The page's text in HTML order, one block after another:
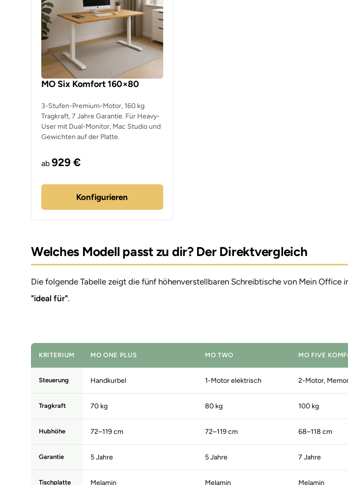
MO Six Komfort 160×80
3-Stufen-Premium-Motor, 160 kg
Tragkraft, 7 Jahre Garantie. Für Heavy-
User mit Dual-Monitor, Mac Studio und
Gewichten auf der Platte.
ab 929 €
Konfigurieren
Welches Modell passt zu dir? Der Direktvergleich
Die folgende Tabelle zeigt die fünf höhenverstellbaren Schreibtische von Mein
"ideal für".
KRITERIUM MO ONE PLUS MO TWO MO FIVE
Steuerung Handkurbel 1-Motor elektrisch 2-Motor,
Tragkraft 70 kg 80 kg 100 kg
Hubhöhe 72–119 cm 72–119 cm 68–118 cm
Garantie 5 Jahre 5 Jahre 7 Jahre
Tischplatte Melamin Melamin Melamin